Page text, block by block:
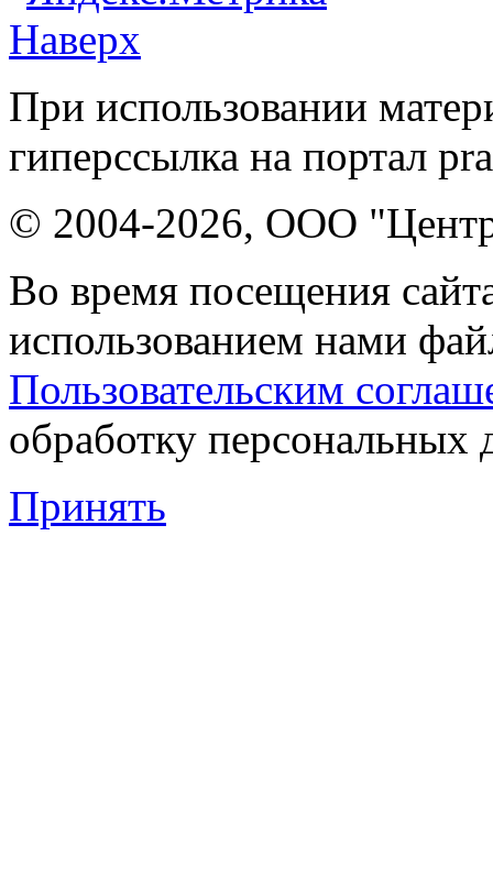
Наверх
При использовании
гиперссылка на портал
© 2004-2026, ООО "Центр
Во время посещения
использованием нами
Пользовательским
обработку персональных
Принять